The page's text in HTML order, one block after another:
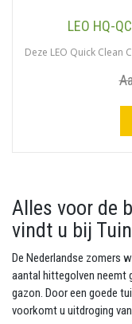
LEO HQ-
Deze LEO Quick Clean
Alles voor de
vindt u bij
De Nederlandse zomers
aantal hittegolven neemt
gazon. Door een goede
voorkomt u uitdroging